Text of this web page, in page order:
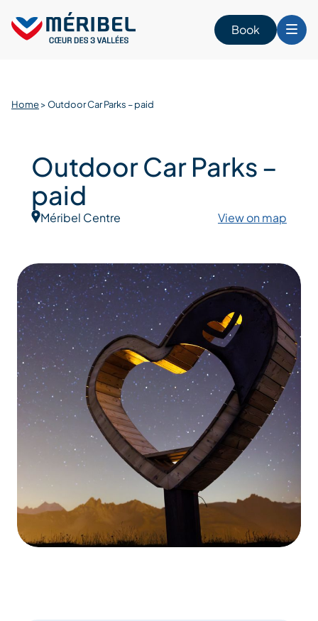
content
Book
Home>Outdoor Car Parks – paid
Outdoor Car Parks –
paid
Méribel Centre View on map